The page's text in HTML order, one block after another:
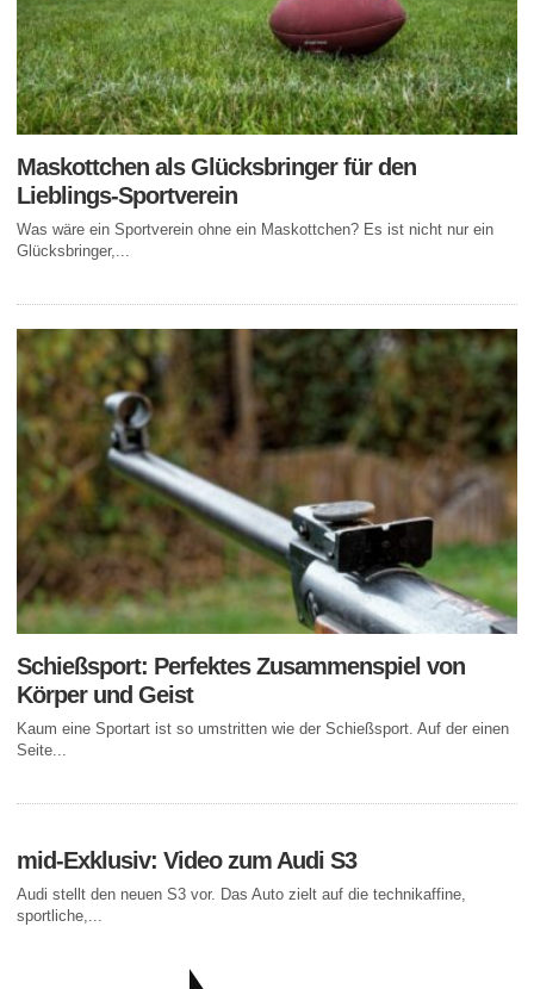
Maskottchen als Glücksbringer für den
Lieblings-Sportverein
Was wäre ein Sportverein ohne ein Maskottchen? Es ist nicht nur ein
Glücksbringer,...
Schießsport: Perfektes Zusammenspiel von
Körper und Geist
Kaum eine Sportart ist so umstritten wie der Schießsport. Auf der einen
Seite...
mid-Exklusiv: Video zum Audi S3
Audi stellt den neuen S3 vor. Das Auto zielt auf die technikaffine,
sportliche,...